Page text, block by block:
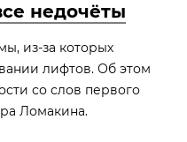
недочёты
из‑за которых
лифтов. Об этом
со слов первого
Ломакина.